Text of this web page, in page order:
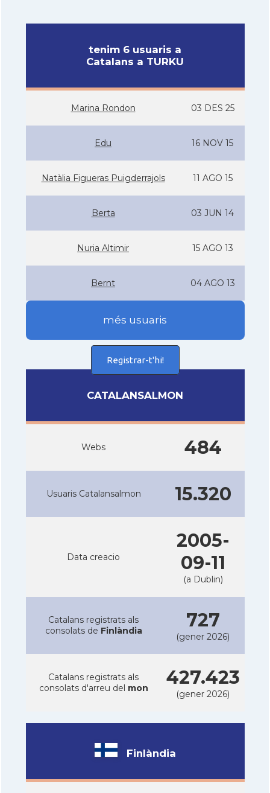
tenim 6 usuaris a
Catalans a TURKU
Marina Rondon 03 DES 25
Edu 16 NOV 15
Natàlia Figueras Puigderrajols 11 AGO 15
Berta 03 JUN 14
Nuria Altimir 15 AGO 13
Bernt 04 AGO 13
més usuaris
Registrar-t'hi!
CATALANSALMON
Webs 484
Usuaris Catalansalmon 15.320
Data creacio
2005-
09-11
(a Dublin)
Catalans registrats als
consolats de Finlàndia 727
(gener 2026)
Catalans registrats als
consolats d'arreu del mon 427.423
(gener 2026)
Finlàndia